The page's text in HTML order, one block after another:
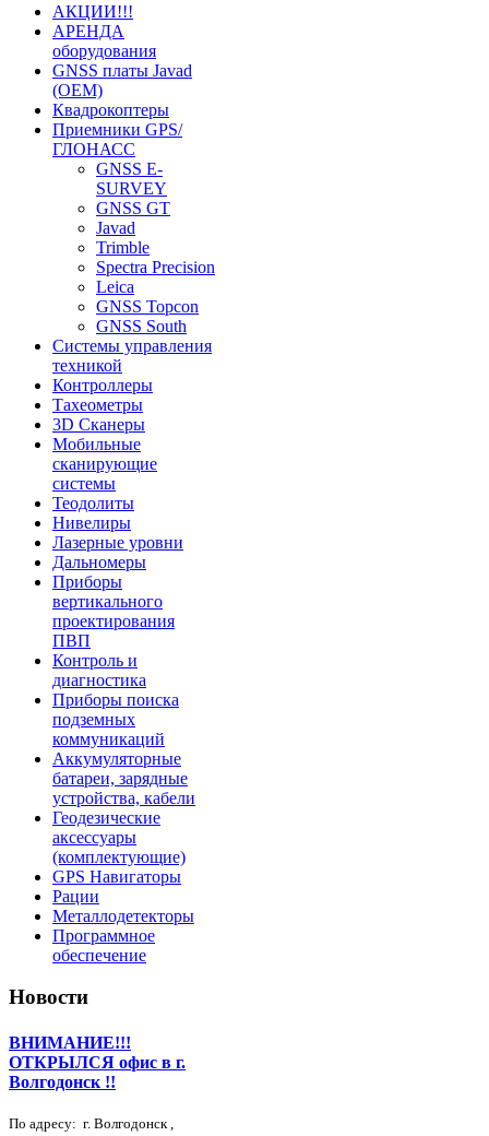
АКЦИИ!!!
АРЕНДА
оборудования
GNSS платы Javad
(OEM)
Квадрокоптеры
Приемники GPS/
ГЛОНАСС
GNSS E-
SURVEY
GNSS GT
Javad
Trimble
Spectra Precision
Leica
GNSS Topcon
GNSS South
Системы управления
техникой
Контроллеры
Тахеометры
3D Сканеры
Мобильные
сканирующие
системы
Теодолиты
Нивелиры
Лазерные уровни
Дальномеры
Приборы
вертикального
проектирования
ПВП
Контроль и
диагностика
Приборы поиска
подземных
коммуникаций
Аккумуляторные
батареи, зарядные
устройства, кабели
Геодезические
аксессуары
(комплектующие)
GPS Навигаторы
Рации
Металлодетекторы
Программное
обеспечение
Новости
ВНИМАНИЕ!!!
ОТКРЫЛСЯ офис в г.
Волгодонск !!
По адресу: г. Волгодонск ,